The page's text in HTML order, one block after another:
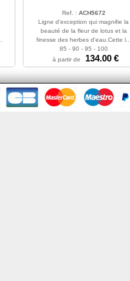
Ref. : ACH5672
Ligne d'exception qui magnifie la
beauté de la fleur de lotus et la
finesse des herbes d'eau.Cette l...
85 - 90 - 95 - 100
à partir de
134.00 €